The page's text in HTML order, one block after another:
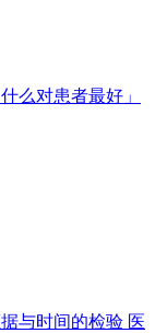
么对患者最好」
与时间的检验 医